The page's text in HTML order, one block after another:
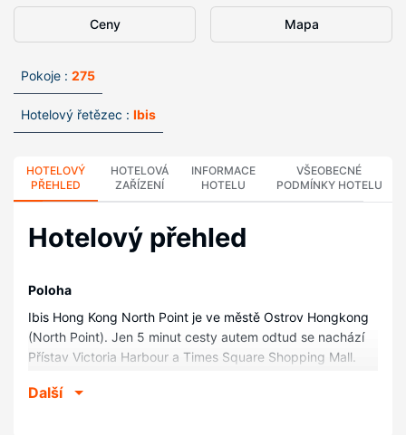
Ceny Mapa
Pokoje : 275
Hotelový řetězec : Ibis
HOTELOVÝ
PŘEHLED
HOTELOVÁ
ZAŘÍZENÍ
INFORMACE
HOTELU
VŠEOBECNÉ
PODMÍNKY HOTELU
Hotelový přehled
Poloha
Ibis Hong Kong North Point je ve městě Ostrov Hongkong
(North Point). Jen 5 minut cesty autem odtud se nachází
Přístav Victoria Harbour a Times Square Shopping Mall.
kongresové a veletržní centrum a 7,6 km od Zábavní park
Další